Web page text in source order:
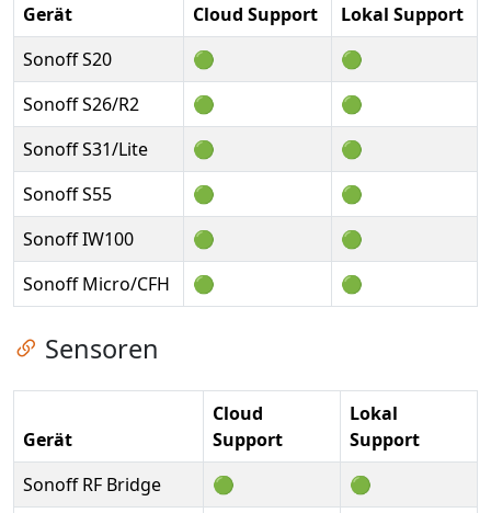
Gerät Cloud Support
Lokal Support
Sonoff S20
🟢
🟢
Sonoff S26/R2
🟢
🟢
Sonoff S31/Lite
🟢
🟢
Sonoff S55
🟢
🟢
Sonoff IW100
🟢
🟢
Sonoff Micro/CFH
🟢 🟢
Zum Kapitel springen
Sensoren
Gerät
Cloud
Support
Lokal
Support
Sonoff RF Bridge
🟢 🟢